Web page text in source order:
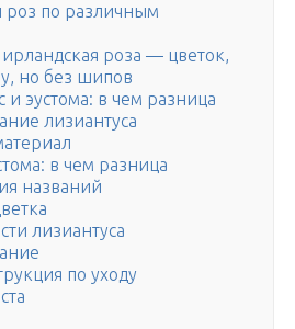
роз по различным
роза — цветок,
но без шипов
и эустома: в чем разница
лизиантуса
в чем разница
названий
лизиантуса
по уходу